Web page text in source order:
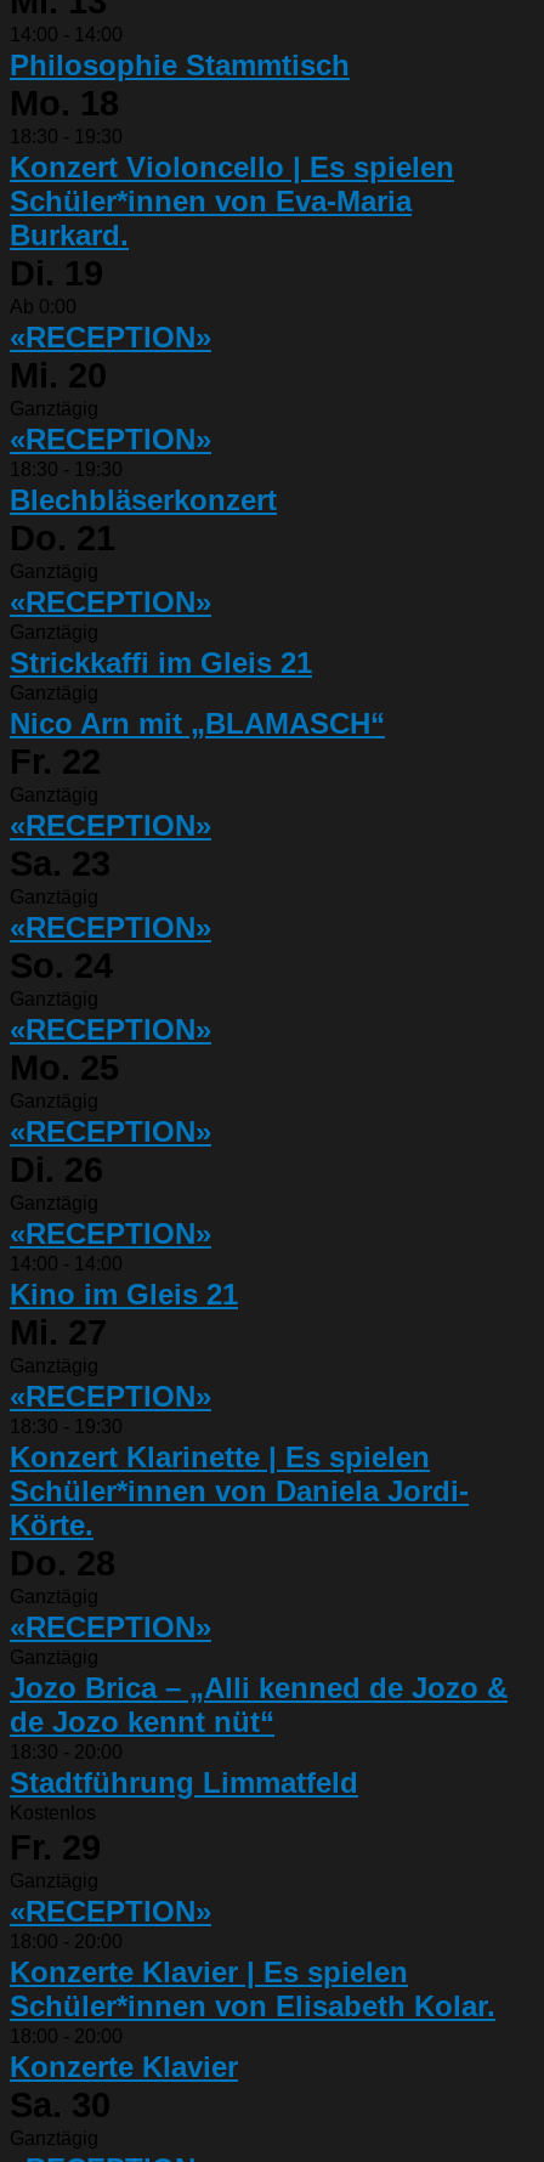
14:00 - 14:00
Philosophie Stammtisch
Mo. 18
18:30 - 19:30
Konzert Violoncello | Es spielen
Schüler*innen von Eva-Maria
Burkard.
Di. 19
Ab 0:00
«RECEPTION»
Mi. 20
Ganztägig
«RECEPTION»
18:30 - 19:30
Blechbläserkonzert
Do. 21
Ganztägig
«RECEPTION»
Ganztägig
Strickkaffi im Gleis 21
Ganztägig
Nico Arn mit „BLAMASCH“
Fr. 22
Ganztägig
«RECEPTION»
Sa. 23
Ganztägig
«RECEPTION»
So. 24
Ganztägig
«RECEPTION»
Mo. 25
Ganztägig
«RECEPTION»
Di. 26
Ganztägig
«RECEPTION»
14:00 - 14:00
Kino im Gleis 21
Mi. 27
Ganztägig
«RECEPTION»
18:30 - 19:30
Konzert Klarinette | Es spielen
Schüler*innen von Daniela Jordi-
Körte.
Do. 28
Ganztägig
«RECEPTION»
Ganztägig
Jozo Brica – „Alli kenned de Jozo &
de Jozo kennt nüt“
18:30 - 20:00
Stadtführung Limmatfeld
Kostenlos
Fr. 29
Ganztägig
«RECEPTION»
18:00 - 20:00
Konzerte Klavier | Es spielen
Schüler*innen von Elisabeth Kolar.
18:00 - 20:00
Konzerte Klavier
Sa. 30
Ganztägig